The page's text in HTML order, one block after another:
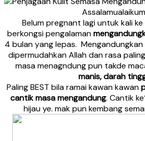
Assalamualaikum
Belum pregnant lagi untuk kali ke
berkongsi pengalaman
4 bulan yang lepas. Mengandungkan
dipermudahkan Allah dan rasa
masa menagndung pun takde
manis, darah
Paling BEST bila ramai kawan kawan
cantik masa mengandung. Cantik
hijau ye. mak pun kembang